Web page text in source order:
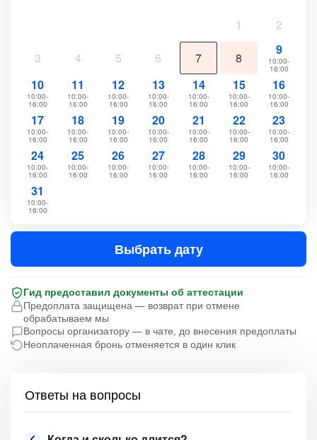
1 2
3 4 5 6 7 8
9
10:00-
16:00
10
10:00-
16:00
11
10:00-
16:00
12
10:00-
16:00
13
10:00-
16:00
14
10:00-
16:00
15
10:00-
16:00
16
10:00-
16:00
17
10:00-
16:00
18
10:00-
16:00
19
10:00-
16:00
20
10:00-
16:00
21
10:00-
16:00
22
10:00-
16:00
23
10:00-
16:00
24
10:00-
16:00
25
10:00-
16:00
26
10:00-
16:00
27
10:00-
16:00
28
10:00-
16:00
29
10:00-
16:00
30
10:00-
16:00
31
10:00-
16:00
Выбрать дату
Гид предоставил документы об аттестации
Предоплата защищена — возврат при отмене
обрабатываем мы
Вопросы организатору — в чате, до внесения предоплаты
Неоплаченная бронь отменяется в один клик
Ответы на вопросы